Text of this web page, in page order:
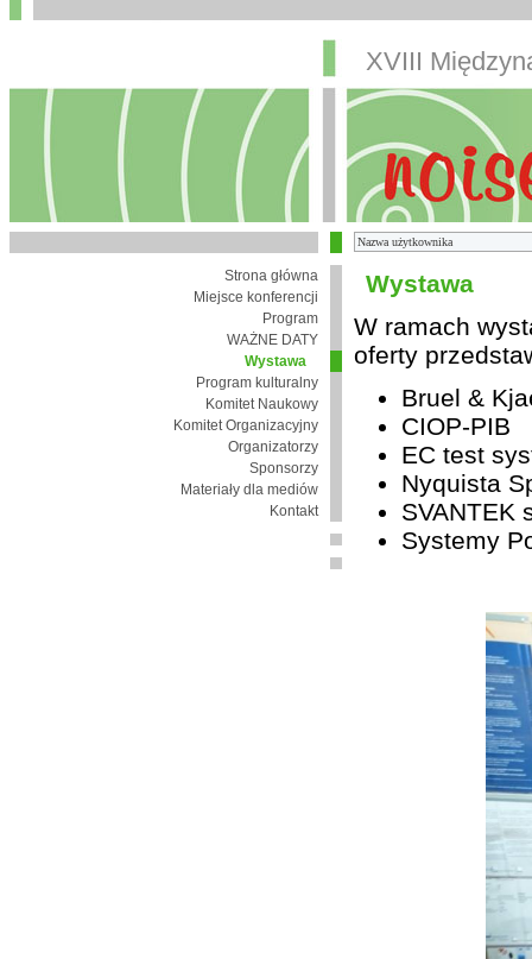
XVIII
Strona główna
Miejsce konferencji
Program
WAŻNE DATY
Wystawa
Program kulturalny
Komitet Naukowy
Komitet Organizacyjny
Organizatorzy
Sponsorzy
Materiały dla mediów
Kontakt
Wystawa
W ramach
oferty
Bruel &
CIOP-PIB
EC test
Nyquista
SVANTEK
Systemy